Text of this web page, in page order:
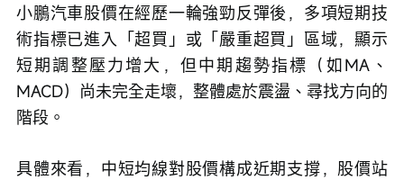
小鵬汽車股價在經歷一輪強勁反彈後，多項短期技
術指標已進入「超買」或「嚴重超買」區域，顯示
短期調整壓力增大，但中期趨勢指標（如MA、
MACD）尚未完全走壞，整體處於震盪、尋找方向的
階段。
具體來看，中短均線對股價構成近期支撐，股價站